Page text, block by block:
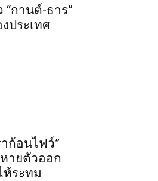
“กานต์-ธาร”
ประเทศ
ก้อนไฟว์”
ายตัวออก
ห้ระทม